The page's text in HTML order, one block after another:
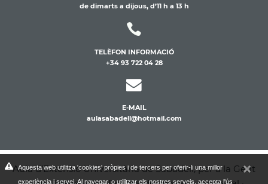
Aquesta web utilitza 'cookies' pròpies i de tercers per oferir-li una millor
experiència i servei. Al navegar, o utilitzar els nostres serveis, accepta l'ús
de dimarts a dijous, d’11 h a 13 h
TELÈFON INFORMACIÓ
+34 93 722 04 28
E-MAIL
aulasabadell@hotmail.com
Aula d’Extensió Universitària de Sabadell, per a la Gent